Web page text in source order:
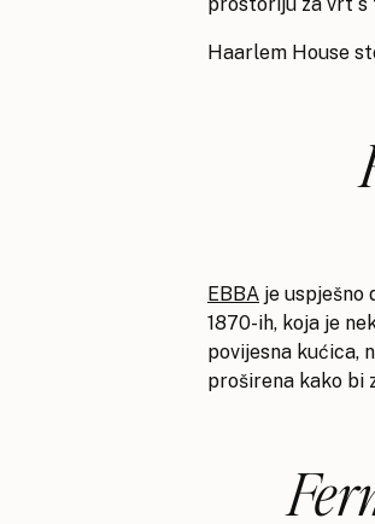
Haarlem House
EBBA je uspješno
1870-ih, koja je
povijesna kućica,
proširena kako bi